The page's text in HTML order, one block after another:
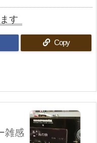
す
Copy
雑感